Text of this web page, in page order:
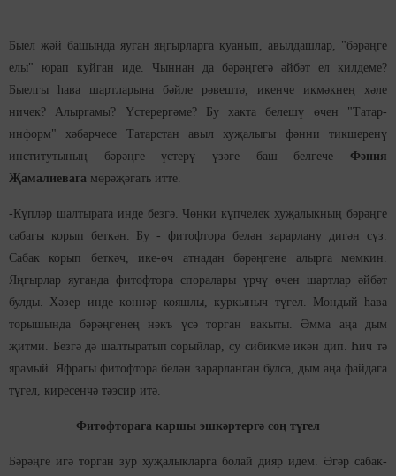
Быел җәй башында яуган яңгырларга куанып, авылдашлар, "бәрәңге
елы" юрап куйган иде. Чыннан да бәрәңгегә әйбәт ел килдеме?
Быелгы һава шартларына бәйле рәвештә, икенче икмәкнең хәле
ничек? Алыргамы? Үстерергәме? Бу хакта белешү өчен "Татар-
информ" хәбәрчесе Татарстан авыл хуҗалыгы фәнни тикшеренү
институтының бәрәңге үстерү үзәге баш белгече Фәния
Җамалиевага мөрәҗәгать итте.
-Күпләр шалтырата инде безгә. Чөнки күпчелек хуҗалыкның бәрәңге
сабагы корып беткән. Бу - фитофтора белән зарарлану дигән сүз.
Сабак корып беткәч, ике-өч атнадан бәрәңгене алырга мөмкин.
Яңгырлар яуганда фитофтора споралары үрчү өчен шартлар әйбәт
булды. Хәзер инде көннәр кояшлы, куркыныч түгел. Мондый һава
торышында бәрәңгенең нәкъ үсә торган вакыты. Әмма аңа дым
җитми. Безгә дә шалтыратып сорыйлар, су сибикме икән дип. Һич тә
ярамый. Яфрагы фитофтора белән зарарланган булса, дым аңа файдага
түгел, киресенчә тәэсир итә.
Фитофторага каршы эшкәртергә соң түгел
Бәрәңге игә торган зур хуҗалыкларга болай дияр идем. Әгәр сабак-